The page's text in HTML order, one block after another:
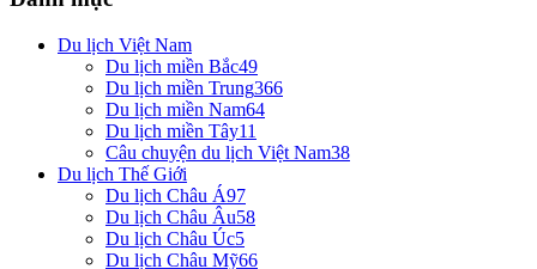
Du lịch Việt Nam
Du lịch miền Bắc49
Du lịch miền Trung366
Du lịch miền Nam64
Du lịch miền Tây11
Câu chuyện du lịch Việt Nam38
Du lịch Thế Giới
Du lịch Châu Á97
Du lịch Châu Âu58
Du lịch Châu Úc5
Du lịch Châu Mỹ66